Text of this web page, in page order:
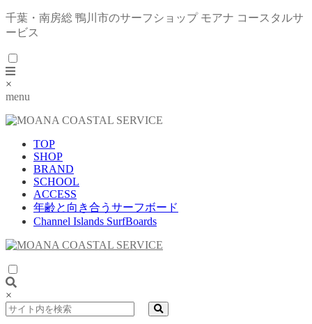
千葉・南房総 鴨川市のサーフショップ モアナ コースタルサ
ービス
×
menu
TOP
SHOP
BRAND
SCHOOL
ACCESS
年齢と向き合うサーフボード
Channel Islands SurfBoards
×